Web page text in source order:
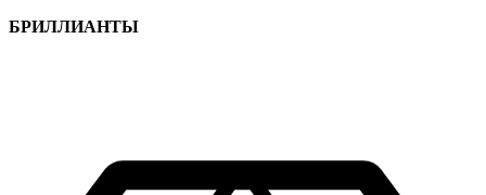
БРИЛЛИАНТЫ